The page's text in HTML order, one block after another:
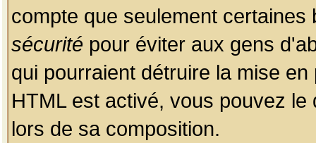
compte que seulement
sécurité pour éviter aux gens
qui pourraient détruire la mise
HTML est activé, vous pouvez
lors de sa composition.